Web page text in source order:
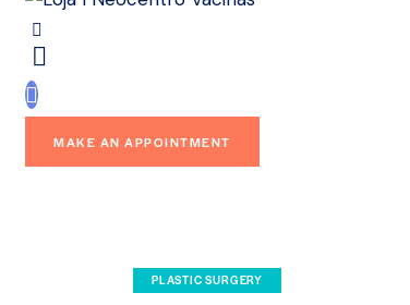
MAKE AN APPOINTMENT
PLASTIC SURGERY